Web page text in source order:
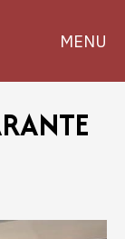
MENU